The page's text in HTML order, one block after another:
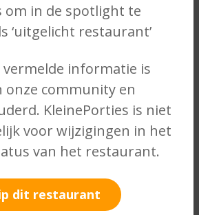
om in de spotlight te
‘uitgelicht restaurant’
vermelde informatie is
onze community en
KleinePorties is niet
voor wijzigingen in het
van het restaurant.
dit restaurant